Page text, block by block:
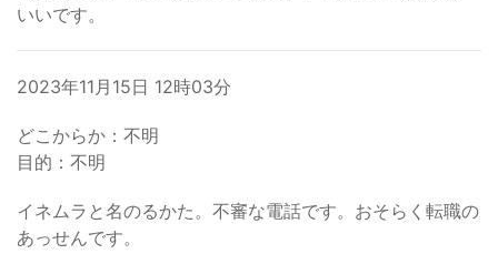
いいです。
2023年11月15日 12時03分
どこからか：不明
目的：不明
イネムラと名のるかた。不審な電話です。おそらく転職の
あっせんです。